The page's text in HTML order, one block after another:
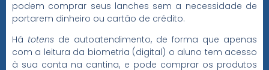
podem comprar seus lanches sem a necessidade de
portarem dinheiro ou cartão de crédito.
Há totens de autoatendimento, de forma que apenas
com a leitura da biometria (digital) o aluno tem acesso
à sua conta na cantina, e pode comprar os produtos